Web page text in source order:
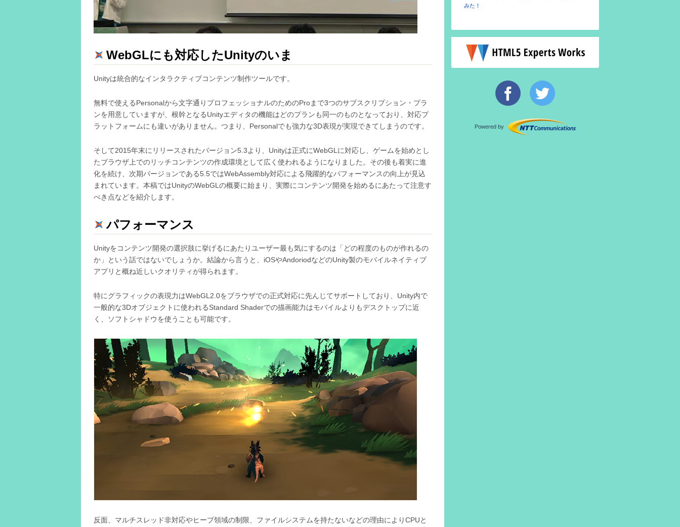
WebGLにも対応したUnityのいま
Unityは統合的なインタラクティブコンテンツ制作ツールです。
無料で使えるPersonalから文字通りプロフェッショナルのためのProまで3つのサブスクリプション・プラ
ンを用意していますが、根幹となるUnityエディタの機能はどのプランも同一のものとなっており、対応プ
ラットフォームにも違いがありません。つまり、Personalでも強力な3D表現が実現できてしまうのです。
そして2015年末にリリースされたバージョン5.3より、Unityは正式にWebGLに対応し、ゲームを始めとし
たブラウザ上でのリッチコンテンツの作成環境として広く使われるようになりました。その後も着実に進
化を続け、次期バージョンである5.5ではWebAssembly対応による飛躍的なパフォーマンスの向上が見込
まれています。本稿ではUnityのWebGLの概要に始まり、実際にコンテンツ開発を始めるにあたって注意す
べき点などを紹介します。
パフォーマンス
Unityをコンテンツ開発の選択肢に挙げるにあたりユーザー最も気にするのは「どの程度のものが作れるの
か」という話ではないでしょうか。結論から言うと、iOSやAndoriodなどのUnity製のモバイルネイティブ
アプリと概ね近しいクオリティが得られます。
特にグラフィックの表現力はWebGL2.0をブラウザでの正式対応に先んじてサポートしており、Unity内で
一般的な3Dオブジェクトに使われるStandard Shaderでの描画能力はモバイルよりもデスクトップに近
く、ソフトシャドウを使うことも可能です。
反面、マルチスレッド非対応やヒープ領域の制限、ファイルシステムを持たないなどの理由によりCPUと
みた！
Powered by